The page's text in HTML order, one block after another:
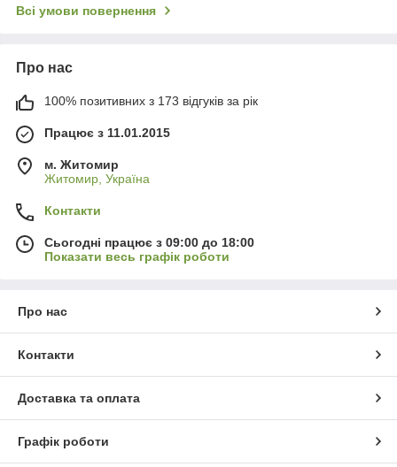
Всі умови повернення
Про нас
100% позитивних з 173 відгуків за рік
Працює з 11.01.2015
м. Житомир
Житомир, Україна
Контакти
Сьогодні працює з 09:00 до 18:00
Показати весь графік роботи
Про нас
Контакти
Доставка та оплата
Графік роботи